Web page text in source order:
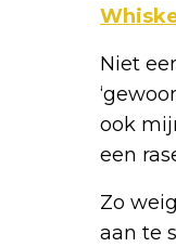
Niet
ook
een
Zo
aan te